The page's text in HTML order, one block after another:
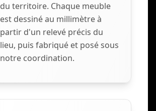
du territoire. Chaque meuble
est dessiné au millimètre à
partir d'un relevé précis du
lieu, puis fabriqué et posé sous
notre coordination.